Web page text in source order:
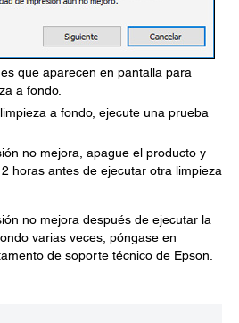
que aparecen en pantalla para
a fondo.
a fondo, ejecute una prueba
no mejora, apague el producto y
horas antes de ejecutar otra limpieza
no mejora después de ejecutar la
varias veces, póngase en
de soporte técnico de Epson.